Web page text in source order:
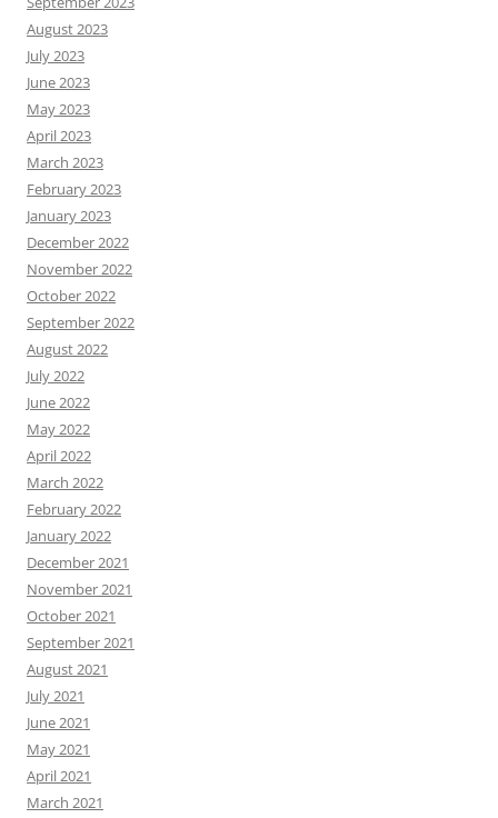
August 2023
July 2023
June 2023
May 2023
April 2023
March 2023
February 2023
January 2023
December 2022
November 2022
October 2022
September 2022
August 2022
July 2022
June 2022
May 2022
April 2022
March 2022
February 2022
January 2022
December 2021
November 2021
October 2021
September 2021
August 2021
July 2021
June 2021
May 2021
April 2021
March 2021